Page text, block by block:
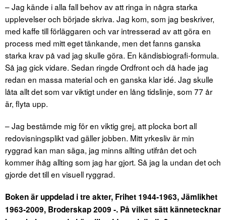
– Jag kände i alla fall behov av att ringa in några starka
upplevelser och började skriva. Jag kom, som jag beskriver,
med kaffe till förläggaren och var intresserad av att göra en
process med mitt eget tänkande, men det fanns ganska
starka krav på vad jag skulle göra. En kändisbiografi-formula.
Så jag gick vidare. Sedan ringde Ordfront och då hade jag
redan en massa material och en ganska klar idé. Jag skulle
låta allt det som var viktigt under en lång tidslinje, som 77 år
är, flyta upp.
– Jag bestämde mig för en viktig grej, att plocka bort all
redovisningsplikt vad gäller jobben. Mitt yrkesliv är min
ryggrad kan man säga, jag minns allting utifrån det och
kommer ihåg allting som jag har gjort. Så jag la undan det och
gjorde det till en visuell ryggrad.
Boken är uppdelad i tre akter, Frihet 1944-1963, Jämlikhet
1963-2009, Broderskap 2009 -. På vilket sätt kännetecknar